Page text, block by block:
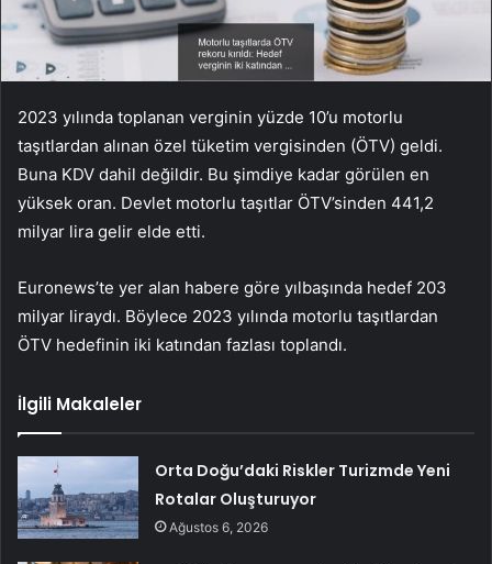
2023 yılında toplanan verginin yüzde 10’u motorlu
taşıtlardan alınan özel tüketim vergisinden (ÖTV) geldi.
Buna KDV dahil değildir. Bu şimdiye kadar görülen en
yüksek oran. Devlet motorlu taşıtlar ÖTV’sinden 441,2
milyar lira gelir elde etti.
Euronews’te yer alan habere göre yılbaşında hedef 203
milyar liraydı. Böylece 2023 yılında motorlu taşıtlardan
ÖTV hedefinin iki katından fazlası toplandı.
İlgili Makaleler
Orta Doğu’daki Riskler Turizmde Yeni
Rotalar Oluşturuyor
Ağustos 6, 2026